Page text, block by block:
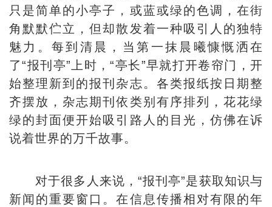
只是简单的小亭子，或蓝或绿的色调，在街
角默默伫立，但却散发着一种吸引人的独特
魅力。每到清晨，当第一抹晨曦慷慨洒在
了“报刊亭”上时，“亭长”早就打开卷帘门，开
始整理新到的报刊杂志。各类报纸按日期整
齐摆放，杂志期刊依类别有序排列，花花绿
绿的封面便开始吸引路人的目光，仿佛在诉
说着世界的万千故事。
对于很多人来说，“报刊亭”是获取知识与
新闻的重要窗口。在信息传播相对有限的年